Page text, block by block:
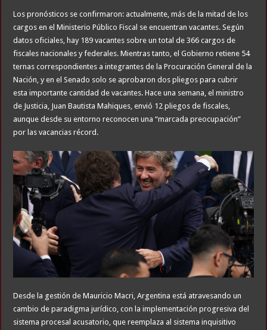
Los pronósticos se confirmaron: actualmente, más de la mitad de los
cargos en el Ministerio Público Fiscal se encuentran vacantes. Según
datos oficiales, hay 189 vacantes sobre un total de 366 cargos de
fiscales nacionales y federales. Mientras tanto, el Gobierno retiene 54
ternas correspondientes a integrantes de la Procuración General de la
Nación, y en el Senado solo se aprobaron dos pliegos para cubrir
esta importante cantidad de vacantes. Hace una semana, el ministro
de Justicia, Juan Bautista Mahiques, envió 12 pliegos de fiscales,
aunque desde su entorno reconocen una “marcada preocupación”
por las vacancias récord.
Desde la gestión de Mauricio Macri, Argentina está atravesando un
cambio de paradigma jurídico, con la implementación progresiva del
sistema procesal acusatorio, que reemplaza al sistema inquisitivo